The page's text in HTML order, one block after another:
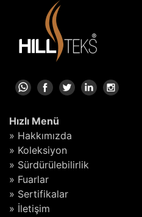
Hızlı Menü
» Hakkımızda
» Koleksiyon
» Sürdürülebilirlik
» Fuarlar
» Sertifikalar
» İletişim